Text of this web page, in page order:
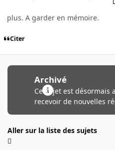
plus. A garder en mémoire.
Citer
Archivé
Ce sujet est désormais
recevoir de nouvelles
Aller sur la liste des sujets